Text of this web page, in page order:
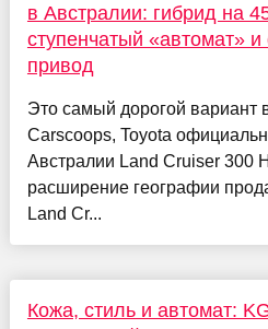
в Австралии: гибрид на
ступенчатый «автомат»
привод
Это самый дорогой вариант
Carscoops, Toyota
Австралии Land Cruiser 300
расширение географии
Land Cr...
Кожа, стиль и автомат: